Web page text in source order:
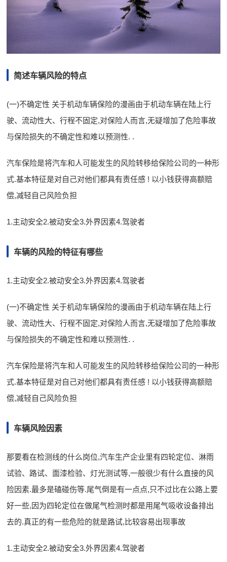
简述车辆风险的特点
(一)不确定性 关于机动车辆保险的漫画由于机动车辆在陆上行
驶、流动性大、行程不固定,对保险人而言,无疑增加了危险事故
与保险损失的不确定性和难以预测性. .
汽车保险是将汽车和人可能发生的风险转移给保险公司的一种形
式.基本特征是对自己对他们都具有责任感 ! 以小钱获得高额赔
偿,减轻自己风险负担
1.主动安全2.被动安全3.外界因素4.驾驶者
车辆的风险的特征有哪些
1.主动安全2.被动安全3.外界因素4.驾驶者
(一)不确定性 关于机动车辆保险的漫画由于机动车辆在陆上行
驶、流动性大、行程不固定,对保险人而言,无疑增加了危险事故
与保险损失的不确定性和难以预测性. .
汽车保险是将汽车和人可能发生的风险转移给保险公司的一种形
式.基本特征是对自己对他们都具有责任感 ! 以小钱获得高额赔
偿,减轻自己风险负担
车辆风险因素
那要看在检测线的什么岗位,汽车生产企业里有四轮定位、淋雨
试验、路试、面漆检验、灯光测试等,一般很少有什么直接的风
险因素.最多是磕碰伤等.尾气倒是有一点点,只不过比在公路上要
好一些,因为四轮定位在做尾气检测时都是用尾气吸收设备排出
去的.真正的有一些危险的就是路试,比较容易出现事故
1.主动安全2.被动安全3.外界因素4.驾驶者